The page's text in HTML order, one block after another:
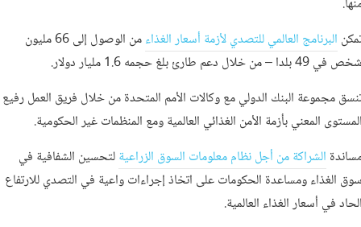
البرنامج العالمي للتصدي لأزمة أسعار الغذاء
من الوصول إلى 66 مليون
49 بلدا – من خلال دعم طارئ بلغ حجمه 1.6 مليار دولار.
مجموعة البنك الدولي مع وكالات الأمم المتحدة من خلال فريق العمل رفيع
المعني بأزمة الأمن الغذائي العالمية ومع المنظمات غير الحكومية.
الشراكة من أجل نظام معلومات السوق الزراعيةلتحسين الشفافية في
الغذاء ومساعدة الحكومات على اتخاذ إجراءات واعية في التصدي للارتفاع
في أسعار الغذاء العالمية.